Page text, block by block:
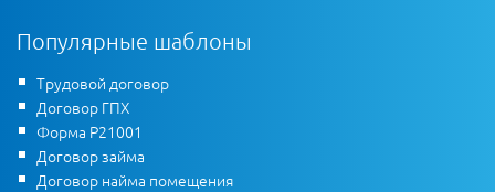
Популярные шаблоны
Трудовой договор
Договор ГПХ
Форма Р21001
Договор займа
Договор найма помещения